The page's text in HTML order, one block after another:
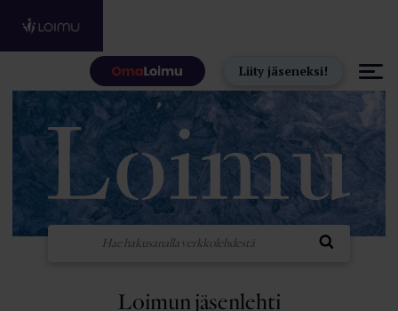
Liity jäseneksi!
Loimun jäsenlehti